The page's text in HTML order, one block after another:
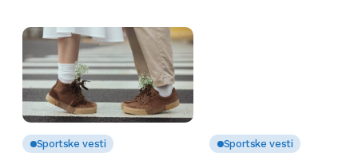
Sportske vesti Sportske vesti